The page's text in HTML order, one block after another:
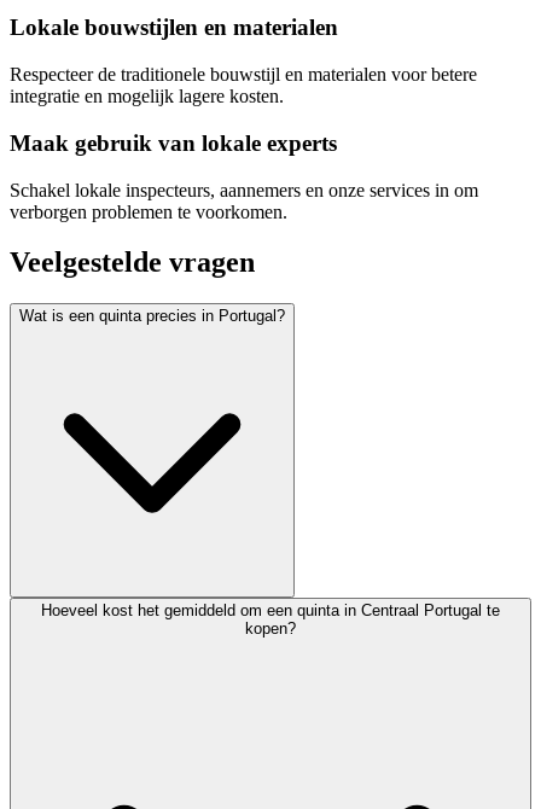
Lokale bouwstijlen en materialen
Respecteer de traditionele bouwstijl en materialen voor betere
integratie en mogelijk lagere kosten.
Maak gebruik van lokale experts
Schakel lokale inspecteurs, aannemers en onze services in om
verborgen problemen te voorkomen.
Veelgestelde vragen
Wat is een quinta precies in Portugal?
Hoeveel kost het gemiddeld om een quinta in Centraal Portugal te
kopen?